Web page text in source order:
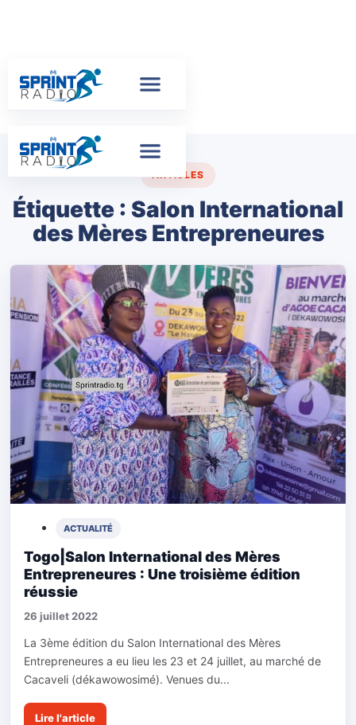
ARTICLES
Étiquette : Salon International
des Mères Entrepreneures
ACTUALITÉ
Togo|Salon International des Mères
Entrepreneures : Une troisième édition
réussie
26 juillet 2022
La 3ème édition du Salon International des Mères
Entrepreneures a eu lieu les 23 et 24 juillet, au marché de
Cacaveli (dékawowosimé). Venues du...
Lire l'article